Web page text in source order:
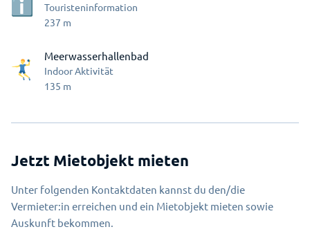
Touristeninformation
237 m
Meerwasserhallenbad
Indoor Aktivität
135 m
Jetzt Mietobjekt mieten
Unter folgenden Kontaktdaten kannst du den/die
Vermieter:in erreichen und ein Mietobjekt mieten sowie
Auskunft bekommen.